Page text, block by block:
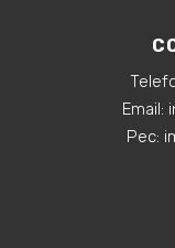
‍Email:
‍Pec: